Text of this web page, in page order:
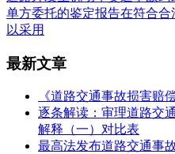
单方委托的鉴定报告在符合
以采用
最新文章
《道路交通事故损害赔
逐条解读：审理道路交
解释（一）对比表
最高法发布道路交通事